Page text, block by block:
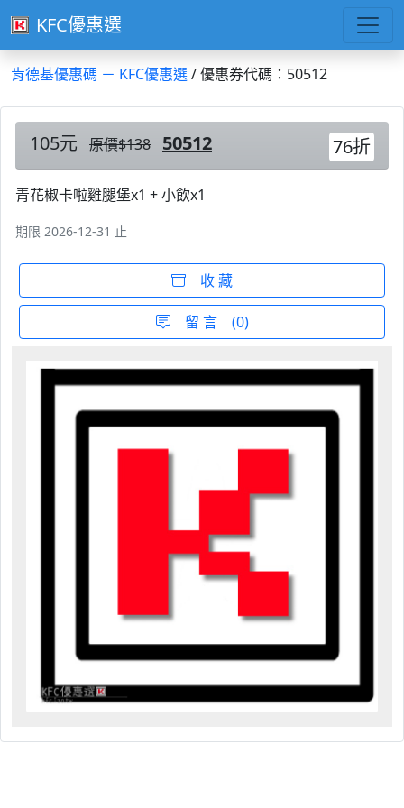
KFC優惠選
肯德基優惠碼 － KFC優惠選/ 優惠券代碼：50512
105元 原價$138 50512 76折
青花椒卡啦雞腿堡x1 + 小飲x1
期限 2026-12-31 止
收 藏
留 言 (0)